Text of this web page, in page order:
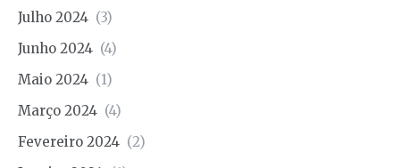
Julho 2024 (3)
Junho 2024 (4)
Maio 2024 (1)
Março 2024 (4)
Fevereiro 2024 (2)